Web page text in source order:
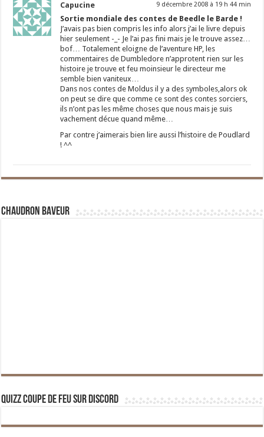
Capucine 9 décembre 2008 à 19 h 44 min
Sortie mondiale des contes de Beedle le Barde !
J’avais pas bien compris les info alors j’ai le livre depuis
hier seulement -_- Je l’ai pas fini mais je le trouve assez…
bof… Totalement eloigne de l’aventure HP, les
commentaires de Dumbledore n’approtent rien sur les
histoire je trouve et feu moinsieur le directeur me
semble bien vaniteux…
Dans nos contes de Moldus il y a des symboles,alors ok
on peut se dire que comme ce sont des contes sorciers,
ils n’ont pas les même choses que nous mais je suis
vachement décue quand même…
Par contre j’aimerais bien lire aussi l’histoire de Poudlard
! ^^
Chaudron Baveur
Quizz Coupe de Feu sur Discord